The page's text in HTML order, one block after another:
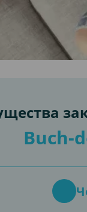
Buch-